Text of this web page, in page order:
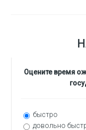
Оцените время
быстро
довольно